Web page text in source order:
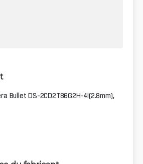
Bullet DS-2CD2T86G2H-4I(2.8mm),